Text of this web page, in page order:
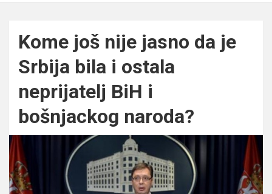
Kome još nije jasno da je
Srbija bila i ostala
neprijatelj BiH i
bošnjackog naroda?